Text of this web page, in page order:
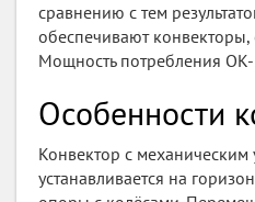
сравнению с тем
обеспечивают
Мощность потребления
Особенности
Конвектор с механическим
устанавливается на